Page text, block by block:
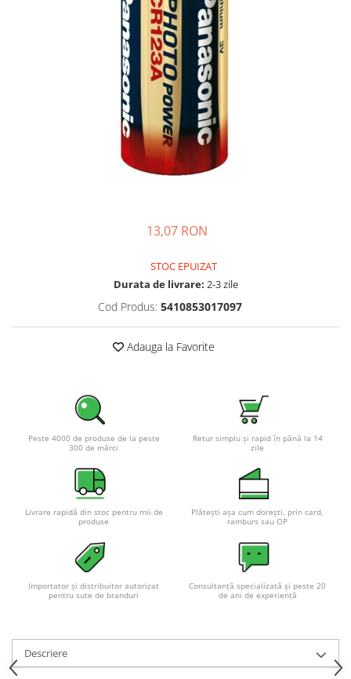
Incarcatoare acumulatori
Panouri fotovoltaice si accesorii
Sisteme prindere panouri
Convertoare de tensiune
Sisteme fotovoltaice complete
Sisteme fotovoltaice de putere
mica (rulota/caravan/case de
Sisteme fotovoltaice profesionale
Pachete sisteme fotovoltaice
Statii de incarcare vehicule
Statii de incarcare
Cabluri de incarcare vehicule
electrice
electrice
Accesorii
13,07 RON
STOC EPUIZAT
Durata de livrare: 2-3 zile
Cod Produs: 5410853017097
Adauga la Favorite
Peste 4000 de produse de la peste
300 de mărci
Retur simplu și rapid în până la 14
zile
Livrare rapidă din stoc pentru mii de
produse
Plătești așa cum dorești, prin card,
ramburs sau OP
Importator și distribuitor autorizat
pentru sute de branduri
Consultanță specializată și peste 20
de ani de experiență
Descriere